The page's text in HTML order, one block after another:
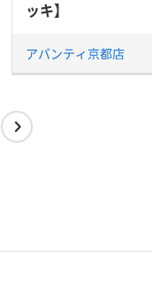
ッキ】
アバンティ京都店